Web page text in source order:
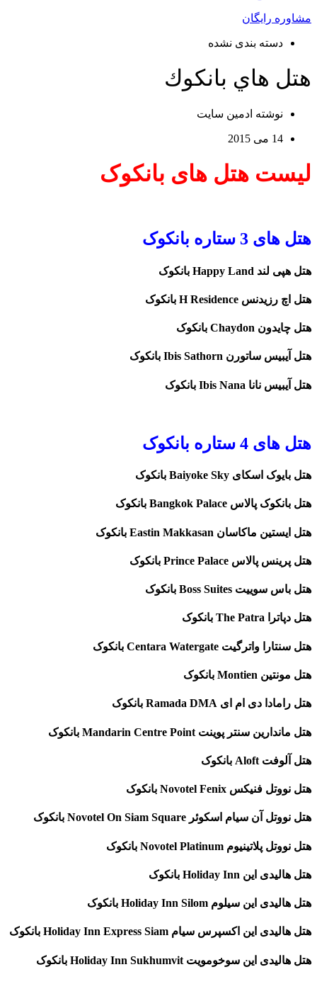
مشاوره رایگان
دسته‌ بندی نشده
هتل هاي بانكوك
نوشته ادمین سایت
14 می 2015
لیست هتل های بانکوک
هتل های 3 ستاره بانکوک
هتل هپی لند Happy Land بانکوک
هتل اچ رزیدنس H Residence بانکوک
هتل چایدون Chaydon بانکوک
هتل آیبیس ساتورن Ibis Sathorn بانکوک
هتل آیبیس نانا Ibis Nana بانکوک
هتل های 4 ستاره بانکوک
هتل بایوک اسکای Baiyoke Sky بانکوک
هتل بانکوک پالاس Bangkok Palace بانکوک
هتل ایستین ماکاسان Eastin Makkasan بانکوک
هتل پرینس پالاس Prince Palace بانکوک
هتل باس سوییت Boss Suites بانکوک
هتل دپاترا The Patra بانکوک
هتل سنتارا واترگیت Centara Watergate بانکوک
هتل مونتین Montien بانکوک
هتل رامادا دی ام ای Ramada DMA بانکوک
هتل ماندارین سنتر پوینت Mandarin Centre Point بانکوک
هتل آلوفت Aloft بانکوک
هتل نووتل فنیکس Novotel Fenix بانکوک
هتل نووتل آن سیام اسکوئر Novotel On Siam Square بانکوک
هتل نووتل پلاتینیوم Novotel Platinum بانکوک
هتل هالیدی این Holiday Inn بانکوک
هتل هالیدی این سیلوم Holiday Inn Silom بانکوک
هتل هالیدی این اکسپرس سیام Holiday Inn Express Siam بانکوک
هتل هالیدی این سوخومویت Holiday Inn Sukhumvit بانکوک